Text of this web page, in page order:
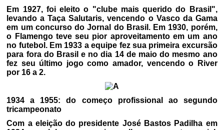
Em 1927, foi eleito o "clube mais querido do Brasil",
levando a Taça Salutaris, vencendo o Vasco da Gama
em um concurso do Jornal do Brasil. Em 1930, porém,
o Flamengo teve seu pior aproveitamento em um ano
no futebol. Em 1933 a equipe fez sua primeira excursão
para fora do Brasil e no dia 14 de maio do mesmo ano
fez seu último jogo como amador, vencendo o River
por 16 a 2.
1934 a 1955: do começo profissional ao segundo
tricampeonato
Com a eleição do presidente José Bastos Padilha em